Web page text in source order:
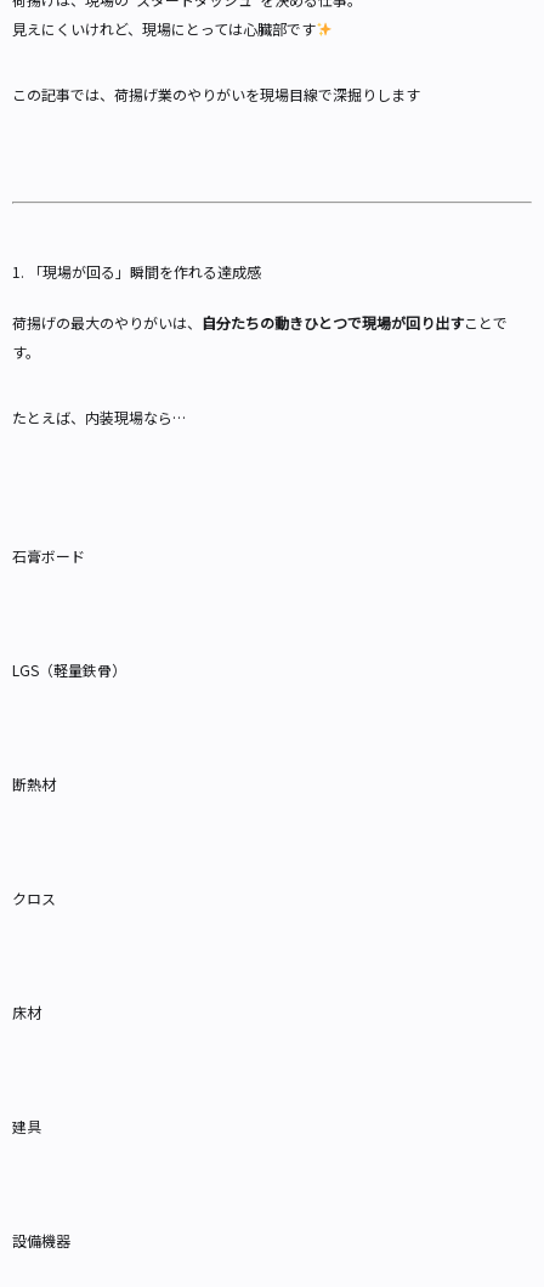
見えにくいけれど、現場にとっては心臓部です
この記事では、荷揚げ業のやりがいを現場目線で深掘りします
1. 「現場が回る」瞬間を作れる達成感
荷揚げの最大のやりがいは、 自分たちの動きひとつで現場が回り出すことで
す。
たとえば、内装現場なら…
石膏ボード
LGS（軽量鉄骨）
断熱材
クロス
床材
建具
設備機器